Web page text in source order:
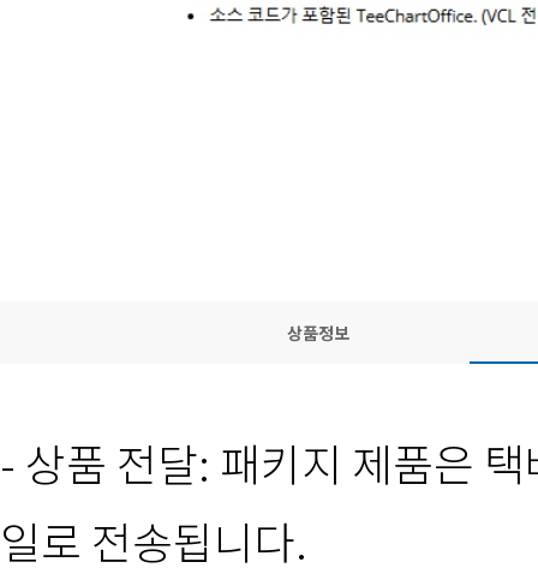
상품정보
- 상품 전달: 패키지 제품은
일로 전송됩니다.